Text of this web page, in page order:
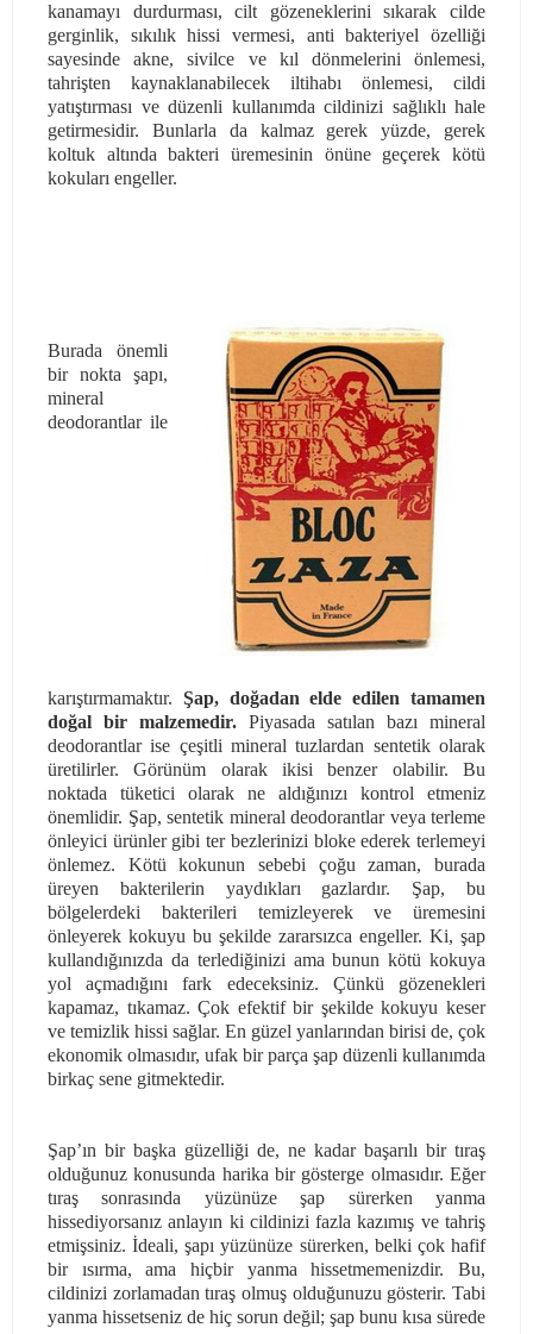
kanamayı durdurması, cilt gözeneklerini sıkarak cilde
gerginlik, sıkılık hissi vermesi, anti bakteriyel özelliği
sayesinde akne, sivilce ve kıl dönmelerini önlemesi,
tahrişten kaynaklanabilecek iltihabı önlemesi, cildi
yatıştırması ve düzenli kullanımda cildinizi sağlıklı hale
getirmesidir. Bunlarla da kalmaz gerek yüzde, gerek
koltuk altında bakteri üremesinin önüne geçerek kötü
kokuları engeller.
Burada önemli
bir nokta şapı,
mineral
deodorantlar ile
karıştırmamaktır. Şap, doğadan elde edilen tamamen
doğal bir malzemedir. Piyasada satılan bazı mineral
deodorantlar ise çeşitli mineral tuzlardan sentetik olarak
üretilirler. Görünüm olarak ikisi benzer olabilir. Bu
noktada tüketici olarak ne aldığınızı kontrol etmeniz
önemlidir. Şap, sentetik mineral deodorantlar veya terleme
önleyici ürünler gibi ter bezlerinizi bloke ederek terlemeyi
önlemez. Kötü kokunun sebebi çoğu zaman, burada
üreyen bakterilerin yaydıkları gazlardır. Şap, bu
bölgelerdeki bakterileri temizleyerek ve üremesini
önleyerek kokuyu bu şekilde zararsızca engeller. Ki, şap
kullandığınızda da terlediğinizi ama bunun kötü kokuya
yol açmadığını fark edeceksiniz. Çünkü gözenekleri
kapamaz, tıkamaz. Çok efektif bir şekilde kokuyu keser
ve temizlik hissi sağlar. En güzel yanlarından birisi de, çok
ekonomik olmasıdır, ufak bir parça şap düzenli kullanımda
birkaç sene gitmektedir.
Şap’ın bir başka güzelliği de, ne kadar başarılı bir tıraş
olduğunuz konusunda harika bir gösterge olmasıdır. Eğer
tıraş sonrasında yüzünüze şap sürerken yanma
hissediyorsanız anlayın ki cildinizi fazla kazımış ve tahriş
etmişsiniz. İdeali, şapı yüzünüze sürerken, belki çok hafif
bir ısırma, ama hiçbir yanma hissetmemenizdir. Bu,
cildinizi zorlamadan tıraş olmuş olduğunuzu gösterir. Tabi
yanma hissetseniz de hiç sorun değil; şap bunu kısa sürede